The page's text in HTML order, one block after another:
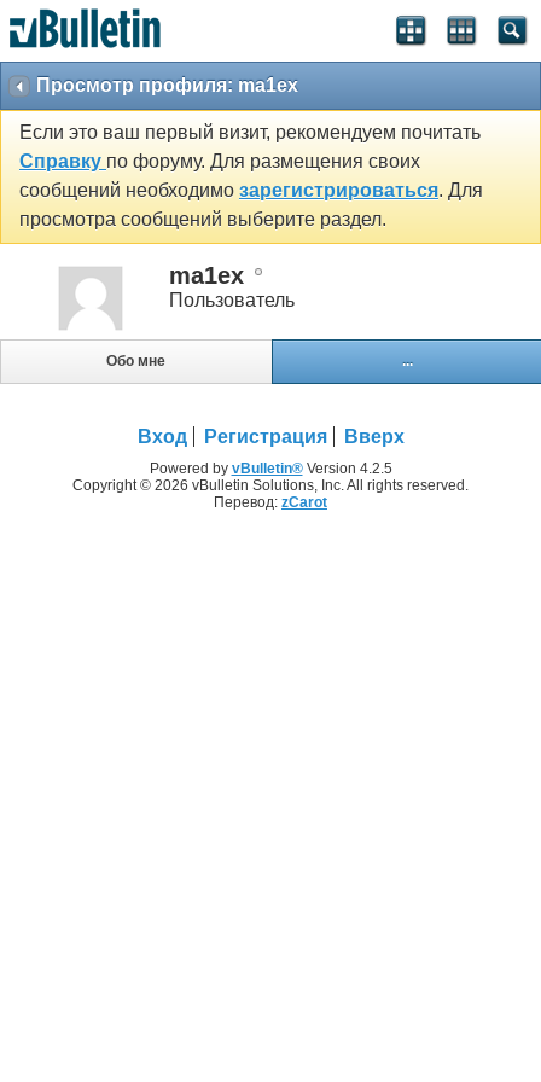
Просмотр профиля: ma1ex
Если это ваш первый визит, рекомендуем почитать
Справку по форуму. Для размещения своих
сообщений необходимо зарегистрироваться. Для
просмотра сообщений выберите раздел.
ma1ex
Пользователь
Обо мне ...
Вход Регистрация Вверх
Powered by vBulletin®Version 4.2.5
Copyright © 2026 vBulletin Solutions, Inc. All rights reserved.
Перевод: zCarot